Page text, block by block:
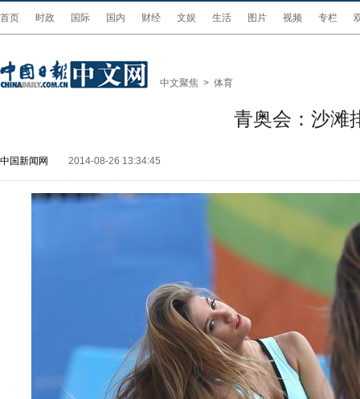
首页 时政 国际 国内 财经 文娱 生活 图片 视频 专栏
中文聚焦 > 体育
青奥会：沙滩
中国新闻网 2014-08-26 13:34:45